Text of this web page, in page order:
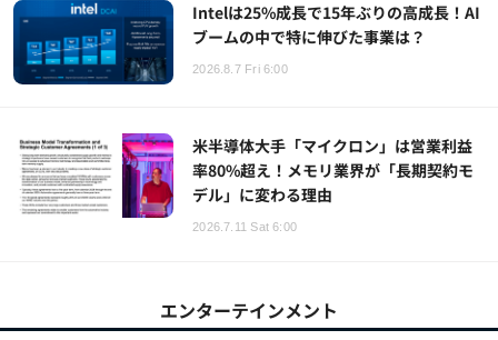
Intelは25%成長で15年ぶりの高成長！AI
ブームの中で特に伸びた事業は？
2026.8.7 Fri 6:00
米半導体大手「マイクロン」は営業利益
率80%超え！メモリ業界が「長期契約モ
デル」に変わる理由
2026.7.11 Sat 6:00
エンターテインメント